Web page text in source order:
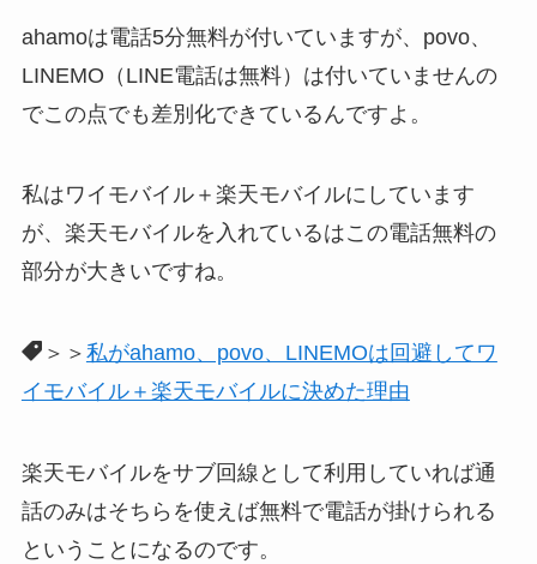
ahamoは電話5分無料が付いていますが、povo、
LINEMO（LINE電話は無料）は付いていませんの
でこの点でも差別化できているんですよ。
私はワイモバイル＋楽天モバイルにしています
が、楽天モバイルを入れているはこの電話無料の
部分が大きいですね。
＞＞ 私がahamo、povo、LINEMOは回避してワ
イモバイル＋楽天モバイルに決めた理由
楽天モバイルをサブ回線として利用していれば通
話のみはそちらを使えば無料で電話が掛けられる
ということになるのです。